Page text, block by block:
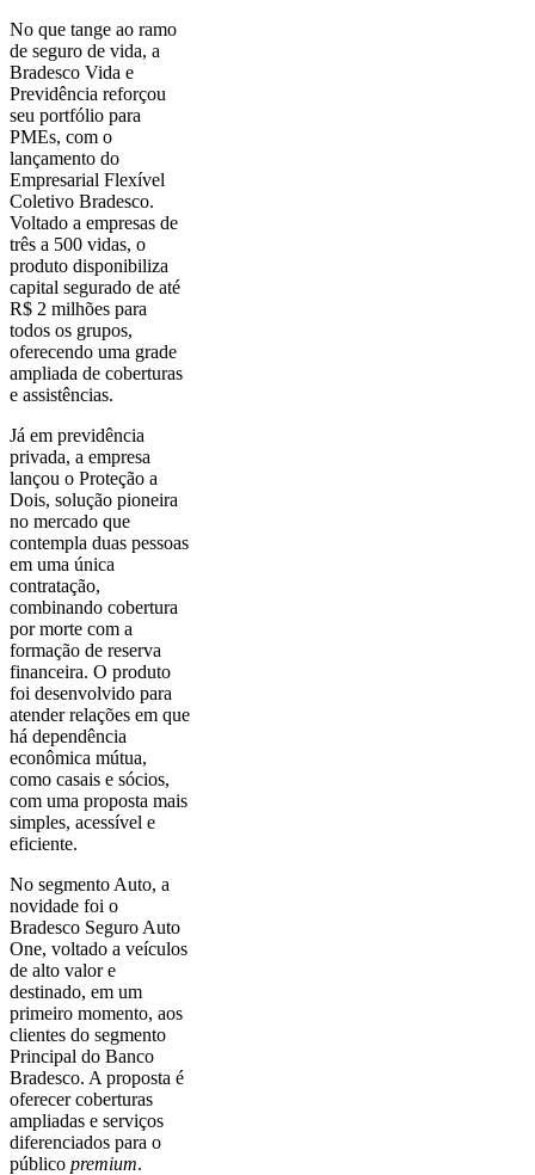
No que tange ao ramo
de seguro de vida, a
Bradesco Vida e
Previdência reforçou
seu portfólio para
PMEs, com o
lançamento do
Empresarial Flexível
Coletivo Bradesco.
Voltado a empresas de
três a 500 vidas, o
produto disponibiliza
capital segurado de até
R$ 2 milhões para
todos os grupos,
oferecendo uma grade
ampliada de coberturas
e assistências.
Já em previdência
privada, a empresa
lançou o Proteção a
Dois, solução pioneira
no mercado que
contempla duas pessoas
em uma única
contratação,
combinando cobertura
por morte com a
formação de reserva
financeira. O produto
foi desenvolvido para
atender relações em que
há dependência
econômica mútua,
como casais e sócios,
com uma proposta mais
simples, acessível e
eficiente.
No segmento Auto, a
novidade foi o
Bradesco Seguro Auto
One, voltado a veículos
de alto valor e
destinado, em um
primeiro momento, aos
clientes do segmento
Principal do Banco
Bradesco. A proposta é
oferecer coberturas
ampliadas e serviços
diferenciados para o
público premium.